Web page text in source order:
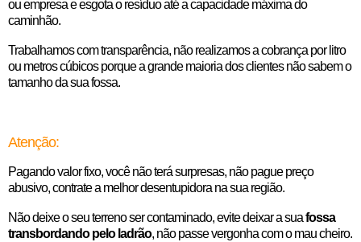
ou empresa e esgota o resíduo até a capacidade máxima do
caminhão.
Trabalhamos com transparência, não realizamos a cobrança por litro
ou metros cúbicos porque a grande maioria dos clientes não sabem o
tamanho da sua fossa.
Atenção:
Pagando valor fixo, você não terá surpresas, não pague preço
abusivo, contrate a melhor desentupidora na sua região.
Não deixe o seu terreno ser contaminado, evite deixar a suafossa
transbordando pelo ladrão, não passe vergonha com o mau cheiro.